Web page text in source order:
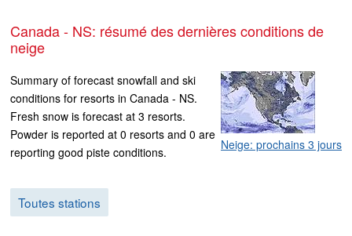
Canada - NS: résumé des dernières conditions de
neige
Neige: prochains 3 jours
Summary of forecast snowfall and ski
conditions for resorts in Canada - NS.
Fresh snow is forecast at 3 resorts.
Powder is reported at 0 resorts and 0 are
reporting good piste conditions.
Toutes stations